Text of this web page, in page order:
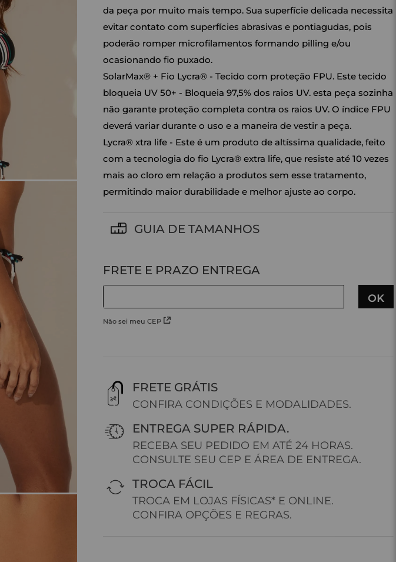
da peça por muito mais tempo. Sua superfície delicada necessita
evitar contato com superfícies abrasivas e pontiagudas, pois
poderão romper microfilamentos formando pilling e/ou
ocasionando fio puxado.
SolarMax® + Fio Lycra® - Tecido com proteção FPU. Este tecido
bloqueia UV 50+ - Bloqueia 97,5% dos raios UV. esta peça sozinha
não garante proteção completa contra os raios UV. O índice FPU
deverá variar durante o uso e a maneira de vestir a peça.
Lycra® xtra life - Este é um produto de altíssima qualidade, feito
com a tecnologia do fio Lycra® extra life, que resiste até 10 vezes
mais ao cloro em relação a produtos sem esse tratamento,
permitindo maior durabilidade e melhor ajuste ao corpo.
GUIA DE TAMANHOS
Não sei meu CEP
FRETE GRÁTIS
CONFIRA CONDIÇÕES E MODALIDADES.
ENTREGA SUPER RÁPIDA.
RECEBA SEU PEDIDO EM ATÉ 24 HORAS.
CONSULTE SEU CEP E ÁREA DE ENTREGA.
TROCA FÁCIL
TROCA EM LOJAS FÍSICAS* E ONLINE.
CONFIRA OPÇÕES E REGRAS.